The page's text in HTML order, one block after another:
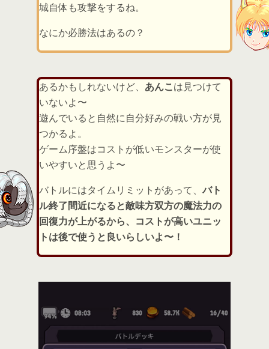
城自体も攻撃をするね。
なにか必勝法はあるの？
あるかもしれないけど、 あんこは見つけて
いないよ〜
遊んでいると自然に自分好みの戦い方が見
つかるよ。
ゲーム序盤はコストが低いモンスターが使
いやすいと思うよ〜
バトルにはタイムリミットがあって、 バト
ル終了間近になると敵味方双方の魔法力の
回復力が上がるから、コストが高いユニッ
トは後で使うと良いらしいよ〜！